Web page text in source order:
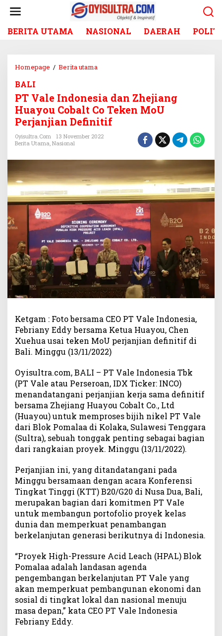
BERITA UTAMA NASIONAL DAERAH
Homepage / Berita utama
a
l
e
I
n
e
s
i
a
d
a
n
Z
h
e
j
i
a
H
u
a
y
u
C
o
b
a
C
o
e
k
e
n
M
o
U
e
j
a
n
j
i
BALI
PT Vale Indonesia dan Zhejiang
Huayou Cobalt Co Teken MoU
Perjanjian Definitif
Oyisultra.com
13 November 2022
Berita Utama, Nasional
Ketgam : Foto bersama CEO PT Vale Indonesia,
Febriany Eddy bersama Ketua Huayou, Chen
Xuehua usai teken MoU perjanjian definitif di
Bali. Minggu (13/11/2022)
Oyisultra.com, BALI – PT Vale Indonesia Tbk
(PT Vale atau Perseroan, IDX Ticker: INCO)
menandatangani perjanjian kerja sama definitif
bersama Zhejiang Huayou Cobalt Co., Ltd
(Huayou) untuk memproses bijih nikel PT Vale
dari Blok Pomalaa di Kolaka, Sulawesi Tenggara
(Sultra), sebuah tonggak penting sebagai bagian
dari rangkaian proyek. Minggu (13/11/2022).
Perjanjian ini, yang ditandatangani pada
Minggu bersamaan dengan acara Konferensi
Tingkat Tinggi (KTT) B20/G20 di Nusa Dua, Bali,
merupakan bagian dari komitmen PT VaIe
untuk membangun portofolio proyek kelas
dunia dan memperkuat penambangan
berkelanjutan generasi berikutnya di Indonesia.
“Proyek High-Pressure Acid Leach (HPAL) Blok
Pomalaa adalah landasan agenda
pengembangan berkelanjutan PT Vale yang
akan memperkuat pembangunan ekonomi dan
sosial di tingkat lokal dan nasional menuju
masa depan,” kata CEO PT Vale Indonesia
Febriany Eddy.